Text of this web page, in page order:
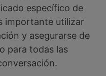
específico de
importante utilizar
y asegurarse de
para todas las